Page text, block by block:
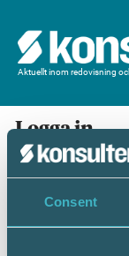
Consent
Aktuellt inom redovisning
Logga in
En
medlem/
med BankID